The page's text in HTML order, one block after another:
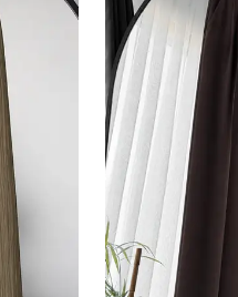
E-posta adresinizi
edersiniz ve Gizlilik